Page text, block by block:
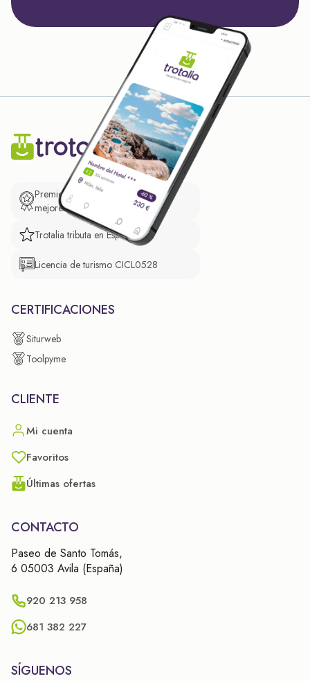
Premio de El Confidencial a las
mejores prácticas empresariales.
Trotalia tributa en España
Licencia de turismo CICL0528
CERTIFICACIONES
Siturweb
Toolpyme
CLIENTE
Mi cuenta
Favoritos
Últimas ofertas
CONTACTO
Paseo de Santo Tomás,
6 05003 Avila (España)
920 213 958
681 382 227
SÍGUENOS